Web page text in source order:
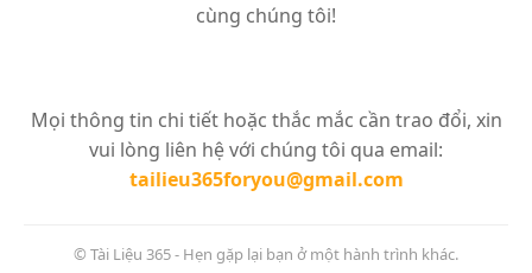
cùng chúng tôi!
Mọi thông tin chi tiết hoặc thắc mắc cần trao đổi, xin
vui lòng liên hệ với chúng tôi qua email:
tailieu365foryou@gmail.com
© Tài Liệu 365 - Hẹn gặp lại bạn ở một hành trình khác.